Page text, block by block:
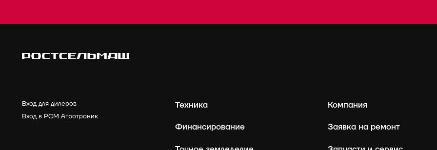
Вход для дилеров
Вход в РСМ Агротроник
Техника
Финансирование
Компания
Заявка на ремонт